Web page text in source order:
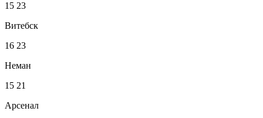
15 23
Витебск
16 23
Неман
15 21
Арсенал